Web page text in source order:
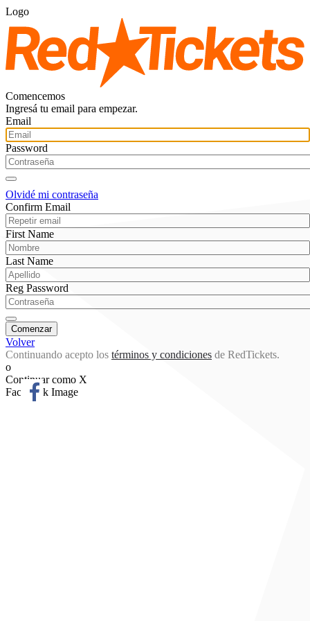
Logo
Comencemos
Ingresá tu email para empezar.
Email
Password
Olvidé mi contraseña
Confirm Email
First Name
Last Name
Reg Password
Volver
Continuando acepto los términos y condiciones de RedTickets.
o
Continuar como X
Facebook Image